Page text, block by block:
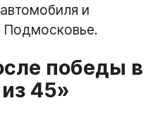
и
Подмосковье.
победы в
45»